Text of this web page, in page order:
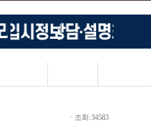
ㆍ조회: 34583